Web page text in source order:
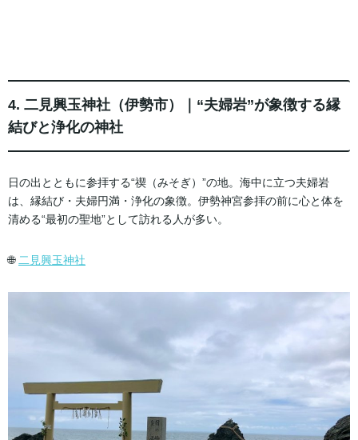
4. 二見興玉神社（伊勢市）｜“夫婦岩”が象徴する縁
結びと浄化の神社
日の出とともに参拝する“禊（みそぎ）”の地。海中に立つ夫婦岩
は、縁結び・夫婦円満・浄化の象徴。伊勢神宮参拝の前に心と体を
清める“最初の聖地”として訪れる人が多い。
🌐 二見興玉神社